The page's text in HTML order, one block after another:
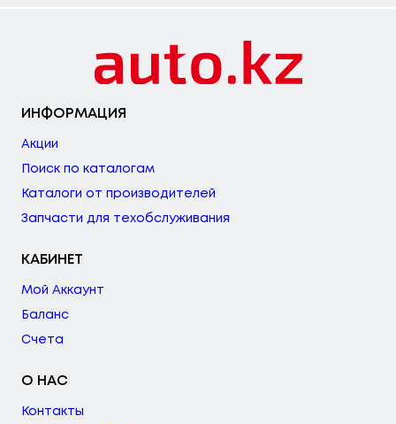
ИНФОРМАЦИЯ
Акции
Поиск по каталогам
Каталоги от производителей
Запчасти для техобслуживания
КАБИНЕТ
Мой Аккаунт
Баланс
Счета
О НАС
Контакты